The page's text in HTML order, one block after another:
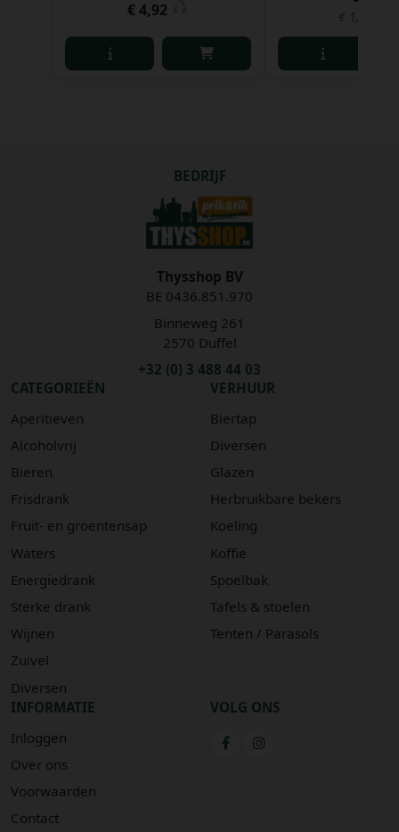
€ 4,92 € 1,52
BEDRIJF
Thysshop BV
BE 0436.851.970
Binneweg 261
2570 Duffel
+32 (0) 3 488 44 03
CATEGORIEËN
Aperitieven
Alcoholvrij
Bieren
Frisdrank
Fruit- en groentensap
Waters
Energiedrank
Sterke drank
Wijnen
Zuivel
Diversen
VERHUUR
Biertap
Diversen
Glazen
Herbruikbare bekers
Koeling
Koffie
Spoelbak
Tafels & stoelen
Tenten / Parasols
INFORMATIE
Inloggen
Over ons
Voorwaarden
Contact
VOLG ONS